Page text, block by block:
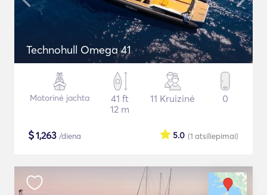
Technohull Omega 41
Motorinė jachta
41 ft
12 m
11 Kruizinė 0
$1,263 /diena (1 atsiliepimai)
5.0